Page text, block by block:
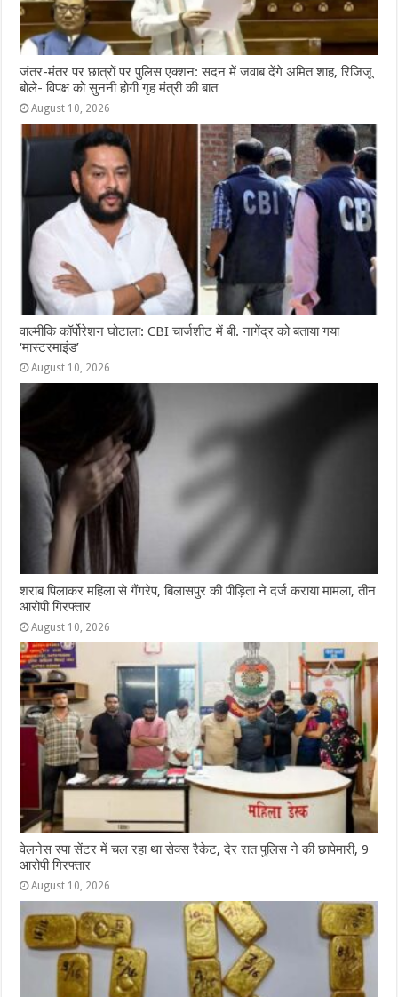
जंतर-मंतर पर छात्रों पर पुलिस एक्शन: सदन में जवाब देंगे अमित शाह, रिजिजू
बोले- विपक्ष को सुननी होगी गृह मंत्री की बात
August 10, 2026
वाल्मीकि कॉर्पोरेशन घोटाला: CBI चार्जशीट में बी. नागेंद्र को बताया गया
‘मास्टरमाइंड’
August 10, 2026
शराब पिलाकर महिला से गैंगरेप, बिलासपुर की पीड़िता ने दर्ज कराया मामला, तीन
आरोपी गिरफ्तार
August 10, 2026
वेलनेस स्पा सेंटर में चल रहा था सेक्स रैकेट, देर रात पुलिस ने की छापेमारी, 9
आरोपी गिरफ्तार
August 10, 2026